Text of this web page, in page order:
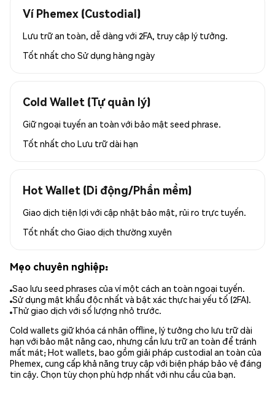
Ví Phemex (Custodial)
Lưu trữ an toàn, dễ dàng với 2FA, truy cập lý tưởng.
Tốt nhất cho Sử dụng hàng ngày
Cold Wallet (Tự quản lý)
Giữ ngoại tuyến an toàn với bảo mật seed phrase.
Tốt nhất cho Lưu trữ dài hạn
Hot Wallet (Di động/Phần mềm)
Giao dịch tiện lợi với cập nhật bảo mật, rủi ro trực tuyến.
Tốt nhất cho Giao dịch thường xuyên
Mẹo chuyên nghiệp:
Sao lưu seed phrases của ví một cách an toàn ngoại tuyến.
Sử dụng mật khẩu độc nhất và bật xác thực hai yếu tố (2FA).
Thử giao dịch với số lượng nhỏ trước.
Cold wallets giữ khóa cá nhân offline, lý tưởng cho lưu trữ dài
hạn với bảo mật nâng cao, nhưng cần lưu trữ an toàn để tránh
mất mát; Hot wallets, bao gồm giải pháp custodial an toàn của
Phemex, cung cấp khả năng truy cập với biện pháp bảo vệ đáng
tin cậy. Chọn tùy chọn phù hợp nhất với nhu cầu của bạn.